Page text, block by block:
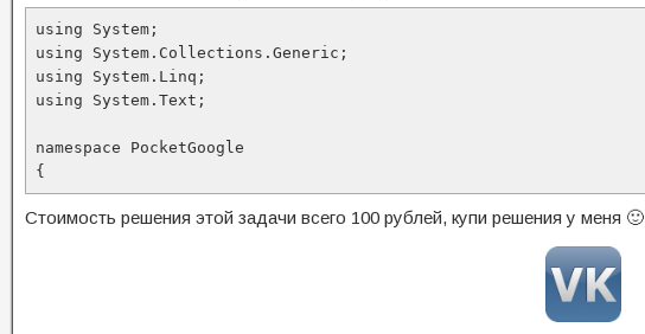
using System;
using System.Collections.Generic;
using System.Linq;
using System.Text;
namespace PocketGoogle
{
Стоимость решения этой задачи всего 100 рублей, купи решения у меня 🙂